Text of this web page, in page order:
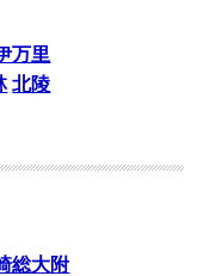
万里
北陵
総大附